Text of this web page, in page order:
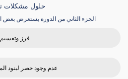
حلول مشكلات
الجزء الثاني من الدورة يستعرض بعض
07 - فرز
08 - عدم وجود حصر